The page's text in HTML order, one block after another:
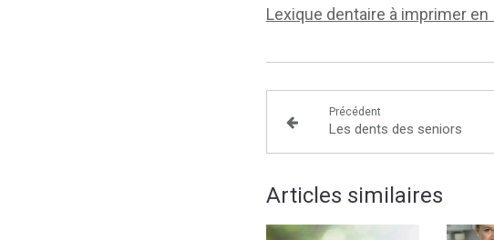
Lexique dentaire à imprimer en
Précédent
Les dents des seniors
Articles similaires